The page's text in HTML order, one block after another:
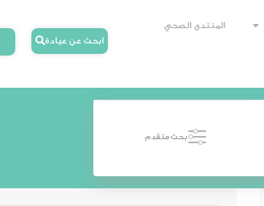
المنتدى الصحي
ابحث عن عيادة
بحث متقدم